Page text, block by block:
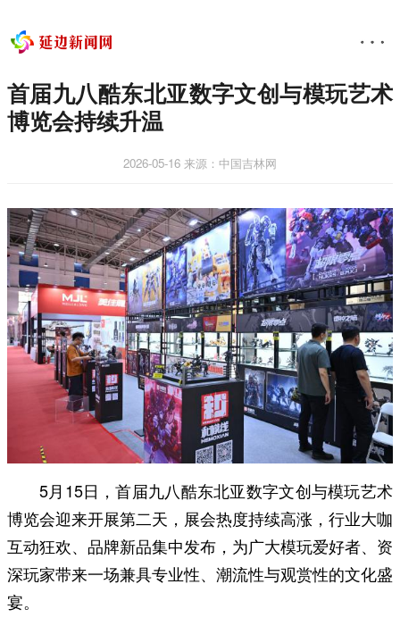
首届九八酷东北亚数字文创与模玩艺术
博览会持续升温
2026-05-16 来源：中国吉林网
5月15日，首届九八酷东北亚数字文创与模玩艺术
博览会迎来开展第二天，展会热度持续高涨，行业大咖
互动狂欢、品牌新品集中发布，为广大模玩爱好者、资
深玩家带来一场兼具专业性、潮流性与观赏性的文化盛
宴。